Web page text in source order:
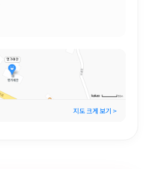
지도 크게 보기 >